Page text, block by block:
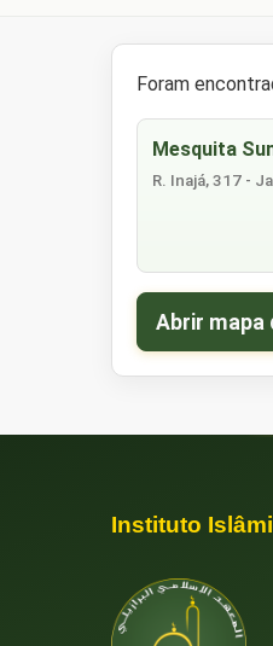
Foram
Mesquita
R. Inajá, 317 -
Abrir mapa
Instituto